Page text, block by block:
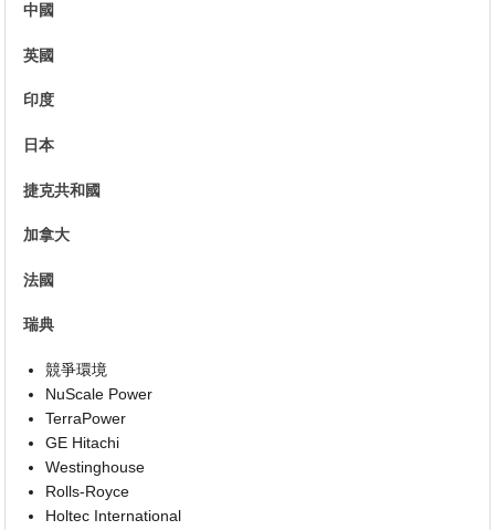
中國
英國
印度
日本
捷克共和國
加拿大
法國
瑞典
競爭環境
NuScale Power
TerraPower
GE Hitachi
Westinghouse
Rolls-Royce
Holtec International